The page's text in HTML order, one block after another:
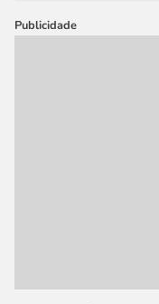
Publicidade